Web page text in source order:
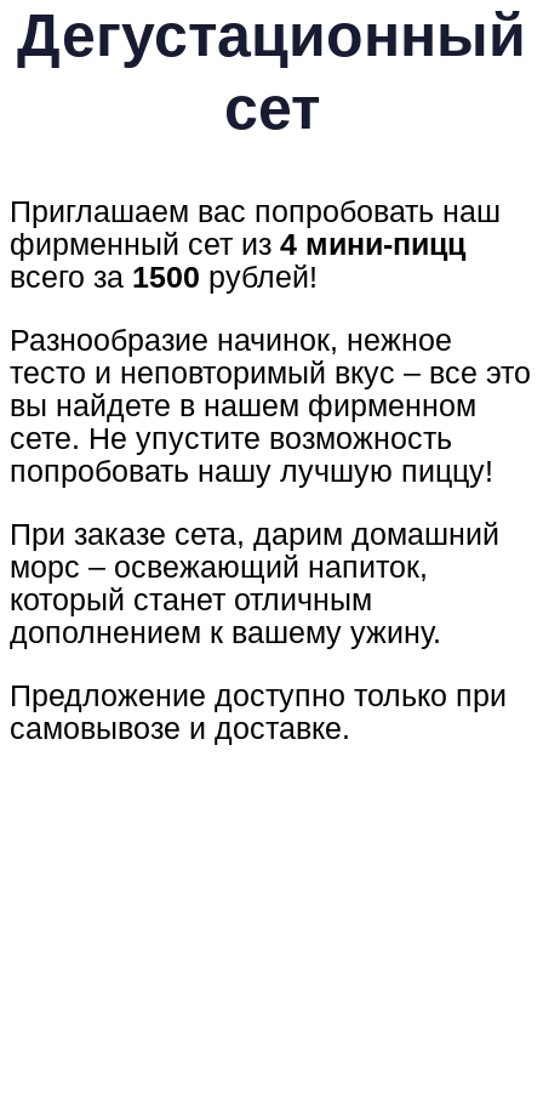
Дегустационный
сет
Приглашаем вас попробовать наш
фирменный сет из 4 мини-пицц
всего за 1500 рублей!
Разнообразие начинок, нежное
тесто и неповторимый вкус – все это
вы найдете в нашем фирменном
сете. Не упустите возможность
попробовать нашу лучшую пиццу!
При заказе сета, дарим домашний
морс – освежающий напиток,
который станет отличным
дополнением к вашему ужину.
Предложение доступно только при
самовывозе и доставке.